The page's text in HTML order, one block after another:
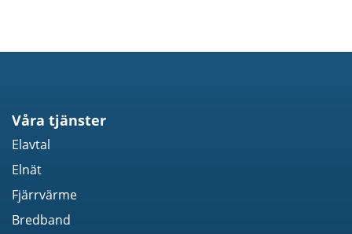
Våra tjänster
Elavtal
Elnät
Fjärrvärme
Bredband